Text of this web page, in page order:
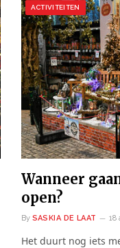
ACTIVITEITEN
Wanneer
open?
By SASKIA DE LAAT 18
Het duurt nog iets